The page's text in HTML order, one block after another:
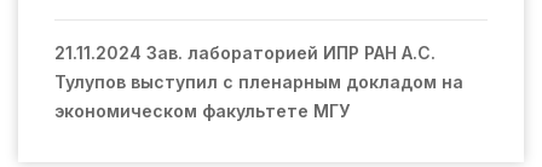
21.11.2024 Зав. лабораторией ИПР РАН А.С.
Тулупов выступил с пленарным докладом на
экономическом факультете МГУ